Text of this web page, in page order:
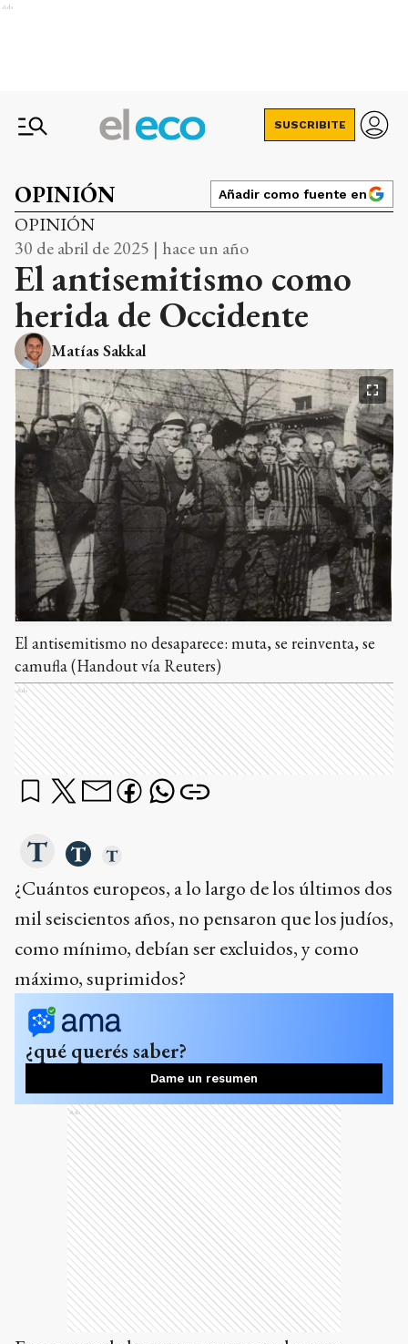
Ads
SUSCRIBITE
OPINIÓN Añadir como fuente en
OPINIÓN
30 de abril de 2025 | hace un año
El antisemitismo como
herida de Occidente
Matías Sakkal
El antisemitismo no desaparece: muta, se reinventa, se
camufla (Handout vía Reuters)
Ads
¿Cuántos europeos, a lo largo de los últimos dos
mil seiscientos años, no pensaron que los judíos,
como mínimo, debían ser excluidos, y como
máximo, suprimidos?
¿qué querés saber?
Dame un resumen
Ads